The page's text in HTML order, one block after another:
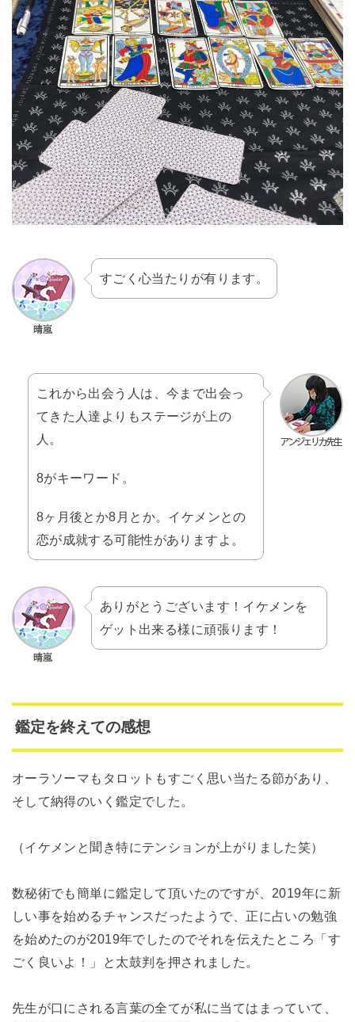
すごく心当たりが有ります。
これから出会う人は、今まで出会っ
てきた人達よりもステージが上の
人。
8がキーワード。
8ヶ月後とか8月とか。イケメンとの
恋が成就する可能性がありますよ。
ありがとうございます！イケメンを
ゲット出来る様に頑張ります！
鑑定を終えての感想
オーラソーマもタロットもすごく思い当たる節があり、
そして納得のいく鑑定でした。
（イケメンと聞き特にテンションが上がりました笑）
数秘術でも簡単に鑑定して頂いたのですが、2019年に新
しい事を始めるチャンスだったようで、正に占いの勉強
を始めたのが2019年でしたのでそれを伝えたところ「す
ごく良いよ！」と太鼓判を押されました。
先生が口にされる言葉の全てが私に当てはまっていて、